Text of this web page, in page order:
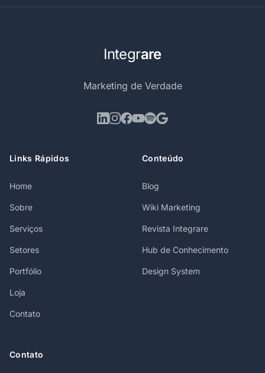
Integrare
Marketing de Verdade
Links Rápidos
Home
Sobre
Serviços
Setores
Portfólio
Loja
Contato
Conteúdo
Blog
Wiki Marketing
Revista Integrare
Hub de Conhecimento
Design System
Contato